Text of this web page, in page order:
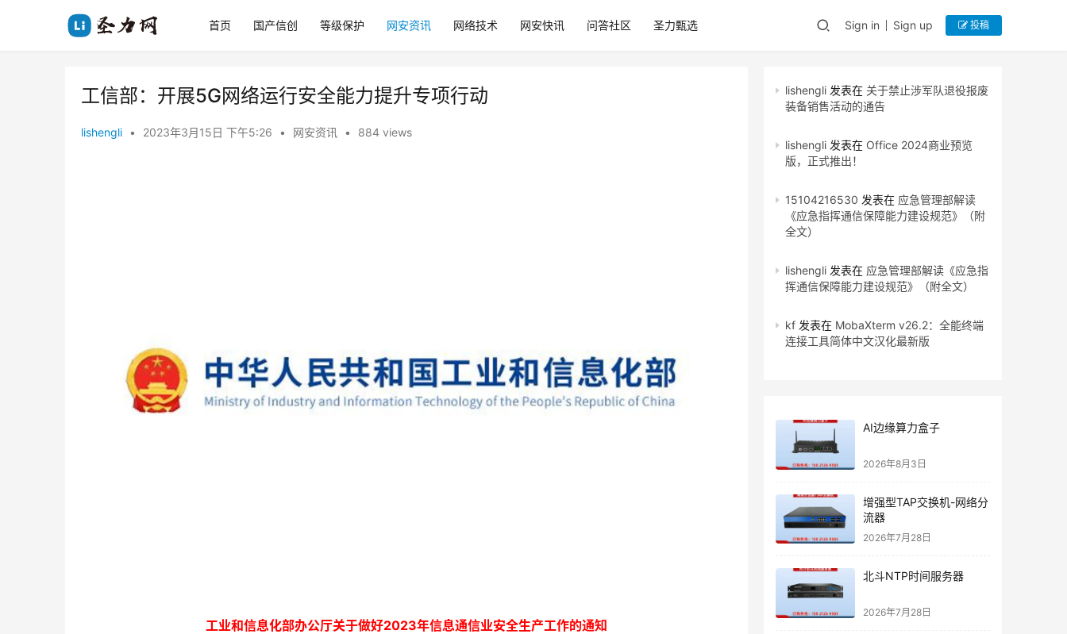
首页 国产信创 等级保护 网安资讯 网络技术 网安快讯 问答社区 圣力甄选 Sign in Sign up 投稿
工信部：开展5G网络运行安全能力提升专项行动
lishengli • 2023年3月15日 下午5:26 • 网安资讯 • 884 views
工业和信息化部办公厅关于做好2023年信息通信业安全生产工作的通知
lishengli 发表在 关于禁止涉军队退役报废
装备销售活动的通告
lishengli 发表在 Office 2024商业预览
版，正式推出！
15104216530 发表在 应急管理部解读
《应急指挥通信保障能力建设规范》（附
全文）
lishengli 发表在 应急管理部解读《应急指
挥通信保障能力建设规范》（附全文）
kf 发表在 MobaXterm v26.2：全能终端
连接工具简体中文汉化最新版
AI边缘算力盒子
2026年8月3日
增强型TAP交换机-网络分
流器
2026年7月28日
北斗NTP时间服务器
2026年7月28日